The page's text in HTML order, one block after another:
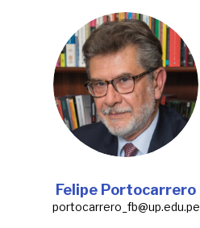
Felipe Portocarrero
portocarrero_fb@up.edu.pe